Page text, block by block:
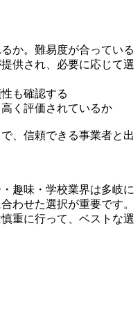
か。難易度が合っている
供され、必要に応じて選
も確認する
く評価されているか
、信頼できる事業者と出
趣味・学校業界は多岐に
わせた選択が重要です。
重に行って、ベストな選